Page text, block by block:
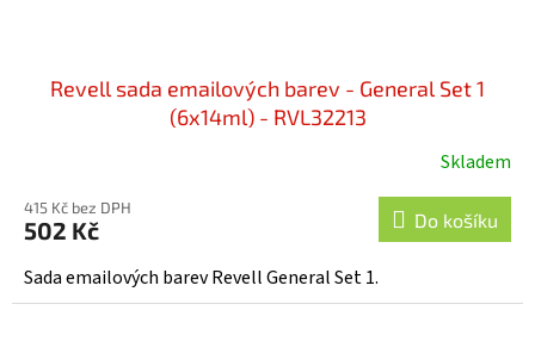
Revell sada emailových barev - General Set 1
(6x14ml) - RVL32213
Skladem
415 Kč bez DPH
502 Kč Do košíku
Sada emailových barev Revell General Set 1.